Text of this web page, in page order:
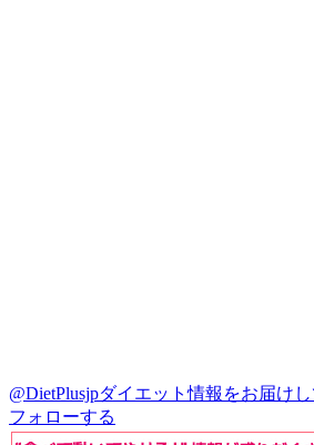
@DietPlusjpダイエット情報をお届け
フォローする